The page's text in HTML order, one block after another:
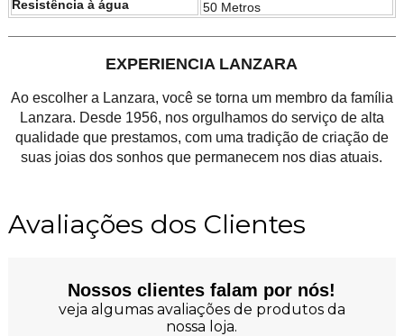
Resistência à água 50 Metros
EXPERIENCIA LANZARA
Ao escolher a Lanzara, você se torna um membro da família
Lanzara. Desde 1956, nos orgulhamos do serviço de alta
qualidade que prestamos, com uma tradição de criação de
suas joias dos sonhos que permanecem nos dias atuais.
Avaliações dos Clientes
Nossos clientes falam por nós!
veja algumas avaliações de produtos da
nossa loja.